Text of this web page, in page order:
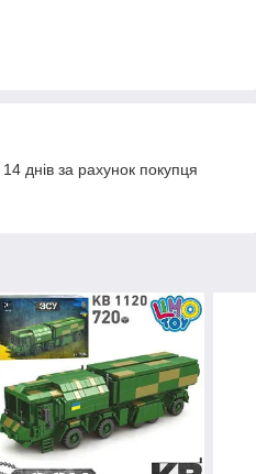
днів за рахунок покупця